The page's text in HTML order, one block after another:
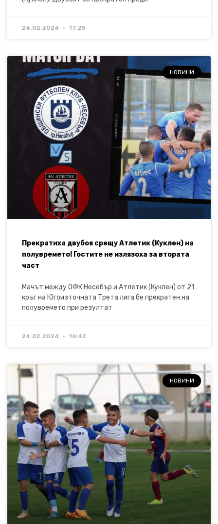
24.02.2024 17:25
НОВИНИ
Прекратиха двубоя срещу Атлетик (Куклен) на
полувремето! Гостите не излязоха за втората
част
Мачът между ОФК Несебър и Атлетик (Куклен) от 21
кръг на Югоизточната Трета лига бе прекратен на
полувремето при резултат
24.02.2024 16:42
НОВИНИ